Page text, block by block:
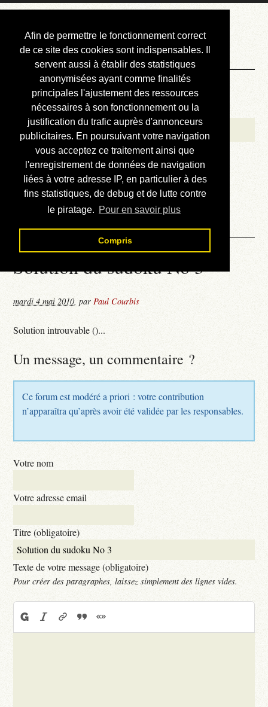
Afin de permettre le fonctionnement correct
de ce site des cookies sont indispensables. Il
servent aussi à établir des statistiques
anonymisées ayant comme finalités
principales l'ajustement des ressources
nécessaires à son fonctionnement ou la
justification du trafic auprès d'annonceurs
publicitaires. En poursuivant votre navigation
vous acceptez ce traitement ainsi que
l'enregistrement de données de navigation
liées à votre adresse IP, en particulier à des
fins statistiques, de debug et de lutte contre
le piratage. Pour en savoir plus
Compris
Courbis, « LE »
Blog Officiel
Bienvenue
Réalisations
Divers (et d’été)
Annonces
Liens externes
Téléchargement
Contact
Solution du sudoku No 3
mardi 4 mai 2010,parPaul Courbis
Solution introuvable ()...
Un message, un commentaire ?
Ce forum est modéré a priori : votre contribution
n’apparaîtra qu’après avoir été validée par les responsables.
Votre nom
Votre adresse email
Titre (obligatoire)
Texte de votre message (obligatoire)
Pour créer des paragraphes, laissez simplement des lignes vides.